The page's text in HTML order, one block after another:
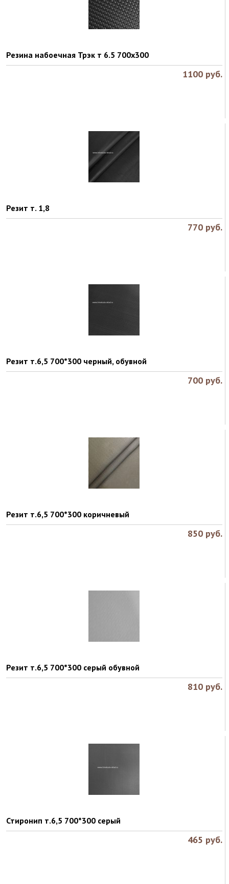
Резина набоечная Трэк т 6.5 700х300
1100 руб.
Резит т. 1,8
770 руб.
Резит т.6,5 700*300 черный, обувной
700 руб.
Резит т.6,5 700*300 коричневый
850 руб.
Резит т.6,5 700*300 серый обувной
810 руб.
Стиронип т.6,5 700*300 серый
465 руб.